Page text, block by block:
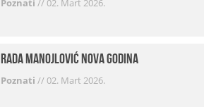
Poznati //02. Mart 2026.
Rada Manojlović Nova godina
Poznati //02. Mart 2026.